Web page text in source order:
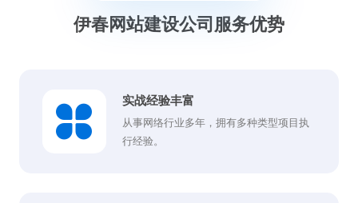
伊春网站建设公司服务优势
实战经验丰富
从事网络行业多年，拥有多种类型项目执
行经验。